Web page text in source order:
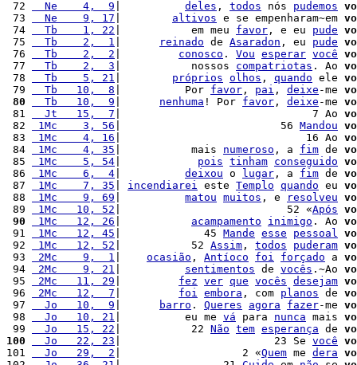
72
  Ne    4,  9
deles , todos nós pudemos
73
  Ne    9, 17
altivos e se empenharam~em
74
  Tb    1, 22
|           em meu favor , e eu pude
75
  Tb    2,  1
reinado de Asaradon , eu pude
76
  Tb    2,  2
conosco . Vou esperar você
77
  Tb    2,  3
|           nossos compatriotas . Ao
78
  Tb    5, 21
próprios olhos , quando ele
79
  Tb   10,  8
|          Por favor , pai , deixe -me
80
  Tb   10,  9
nenhuma ! Por favor , deixe -me
81
  Jt   15,  7
|                              7 Ao
82
1Mc    3, 56 |                         56 Mandou
83
1Mc    4, 16 |                             16 Ao
84
1Mc    4, 35 |           mais numeroso , a fim de
85
1Mc    5, 54 pois tinham conseguido
86
1Mc    6,  4 deixou o lugar , a fim de
87
1Mc    7, 35 incendiarei este Templo quando eu
88
1Mc    9, 69 matou muitos , e resolveu
89
1Mc   10, 52 |                          52 «Após
90
1Mc   12, 26 acampamento inimigo . Ao
91
1Mc   12, 45 |             45 Mande esse pessoal
92
1Mc   12, 52 |           52 Assim , todos puderam
93
2Mc    9,  1 ocasião , Antíoco foi forçado a
94
2Mc    9, 21 sentimentos de vocês .~Ao
95
2Mc   11, 29 fez ver que vocês desejam
96
2Mc   12,  7 foi embora , com planos de
97
  Jo   10,  9
barro . Queres agora fazer-me
98
  Jo   10, 21
|          eu me vá para nunca mais
99
  Jo   15, 22
|           22 Não tem esperança de
100
  Jo   22, 23
|                        23 Se você
101
  Jo   29,  2
|                   2 «Quem me dera